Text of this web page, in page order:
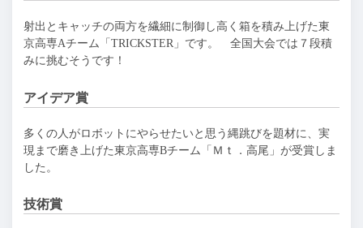
射出とキャッチの両方を繊細に制御し高く箱を積み上げた東
京高専Aチーム「TRICKSTER」です。 全国大会では７段積
みに挑むそうです！
アイデア賞
多くの人がロボットにやらせたいと思う縄跳びを題材に、実
現まで磨き上げた東京高専Bチーム「Ｍｔ．高尾」が受賞しま
した。
技術賞